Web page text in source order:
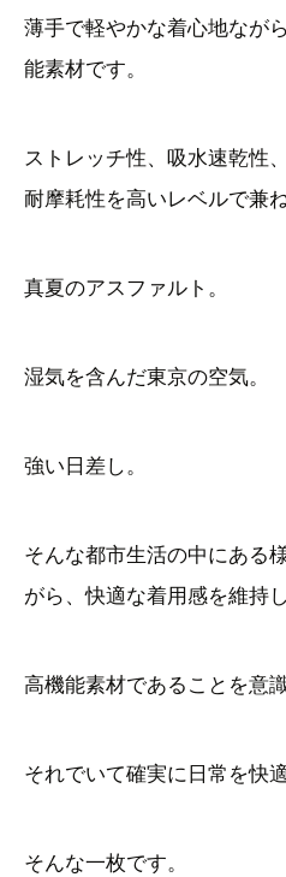
薄手で軽やかな着心地なが
能素材です。
ストレッチ性、吸水速乾性
耐摩耗性を高いレベルで兼
真夏のアスファルト。
湿気を含んだ東京の空気。
強い日差し。
そんな都市生活の中にある
がら、快適な着用感を維持
高機能素材であることを意
それでいて確実に日常を快
そんな一枚です。